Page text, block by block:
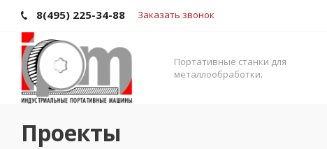
8(495) 225-34-88 Заказать звонок
Портативные станки для
металлообработки.
Проекты